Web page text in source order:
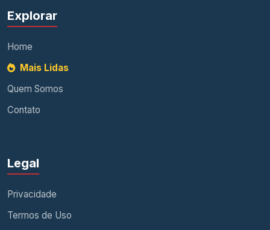
Explorar
Home
Mais Lidas
Quem Somos
Contato
Legal
Privacidade
Termos de Uso